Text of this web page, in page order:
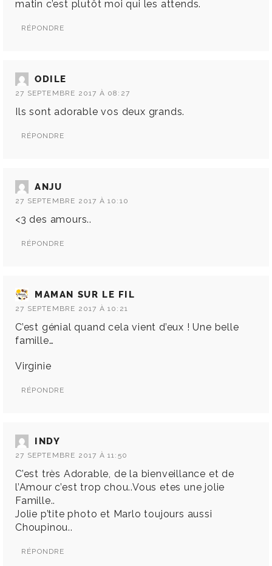
matin c’est plutôt moi qui les attends.
RÉPONDRE
ODILE
27 SEPTEMBRE 2017 À 08:27
Ils sont adorable vos deux grands.
RÉPONDRE
ANJU
27 SEPTEMBRE 2017 À 10:10
<3 des amours..
RÉPONDRE
MAMAN SUR LE FIL
27 SEPTEMBRE 2017 À 10:21
C’est génial quand cela vient d’eux ! Une belle
famille…
Virginie
RÉPONDRE
INDY
27 SEPTEMBRE 2017 À 11:50
C’est très Adorable, de la bienveillance et de
l’Amour c’est trop chou..Vous etes une jolie
Famille..
Jolie p’tite photo et Marlo toujours aussi
Choupinou..
RÉPONDRE